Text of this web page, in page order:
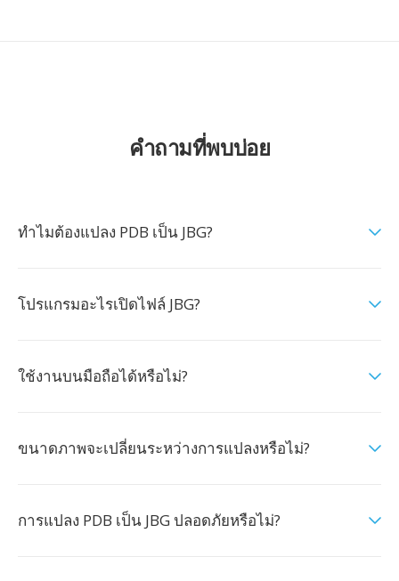
คำถามที่พบบ่อย
ทำไมต้องแปลง PDB เป็น JBG?
โปรแกรมอะไรเปิดไฟล์ JBG?
ใช้งานบนมือถือได้หรือไม่?
ขนาดภาพจะเปลี่ยนระหว่างการแปลงหรือไม่?
การแปลง PDB เป็น JBG ปลอดภัยหรือไม่?